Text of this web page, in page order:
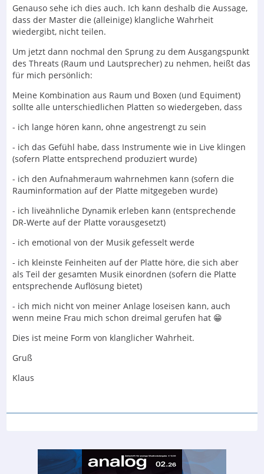
Genauso sehe ich dies auch. Ich kann deshalb die Aussage,
dass der Master die (alleinige) klangliche Wahrheit
wiedergibt, nicht teilen.
Um jetzt dann nochmal den Sprung zu dem Ausgangspunkt
des Threats (Raum und Lautsprecher) zu nehmen, heißt das
für mich persönlich:
Meine Kombination aus Raum und Boxen (und Equiment)
sollte alle unterschiedlichen Platten so wiedergeben, dass
- ich lange hören kann, ohne angestrengt zu sein
- ich das Gefühl habe, dass Instrumente wie in Live klingen
(sofern Platte entsprechend produziert wurde)
- ich den Aufnahmeraum wahrnehmen kann (sofern die
Rauminformation auf der Platte mitgegeben wurde)
- ich liveähnliche Dynamik erleben kann (entsprechende
DR-Werte auf der Platte vorausgesetzt)
- ich emotional von der Musik gefesselt werde
- ich kleinste Feinheiten auf der Platte höre, die sich aber
als Teil der gesamten Musik einordnen (sofern die Platte
entsprechende Auflösung bietet)
- ich mich nicht von meiner Anlage loseisen kann, auch
wenn meine Frau mich schon dreimal gerufen hat 😁
Dies ist meine Form von klanglicher Wahrheit.
Gruß
Klaus